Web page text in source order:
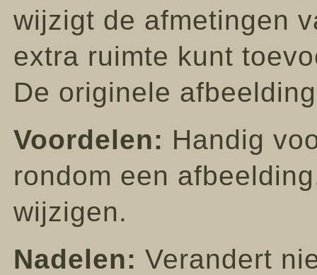
wijzigt de afmetingen
extra ruimte kunt
De originele
Voordelen: Handig
rondom een
wijzigen.
Nadelen: Verandert